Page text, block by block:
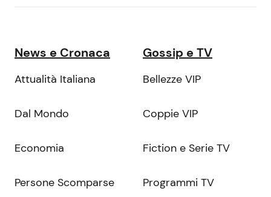
News e Cronaca
Attualità Italiana
Dal Mondo
Economia
Persone Scomparse
Gossip e TV
Bellezze VIP
Coppie VIP
Fiction e Serie TV
Programmi TV